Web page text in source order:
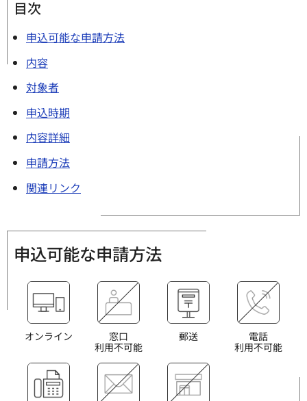
目次
申込可能な申請方法
内容
対象者
申込時期
内容詳細
申請方法
関連リンク
申込可能な申請方法
オンライン
窓口
利用不可能
郵送
電話
利用不可能